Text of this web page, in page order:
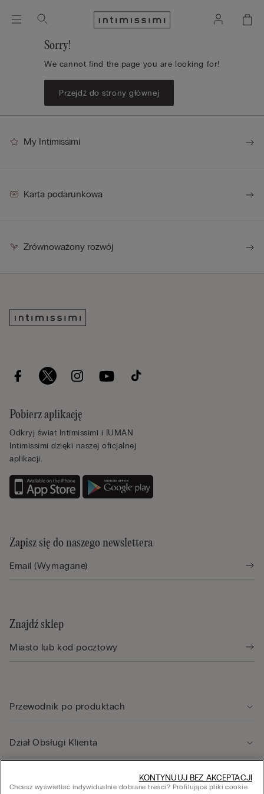
Sorry!
We cannot find the page you are looking for!
Przejdź do strony głównej
My Intimissimi
Karta podarunkowa
Zrównoważony rozwój
Pobierz aplikację
Odkryj świat Intimissimi i IUMAN
Intimissimi dzięki naszej oficjalnej
aplikacji.
Zapisz się do naszego newslettera
Znajdź sklep
Przewodnik po produktach
Dział Obsługi Klienta
Chcesz wyświetlać indywidualnie dobrane treści? Profilujące pliki cookie
KONTYNUUJ BEZ AKCEPTACJI